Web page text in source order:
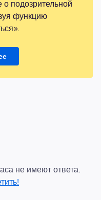
подозрительной
функцию
не имеют ответа.